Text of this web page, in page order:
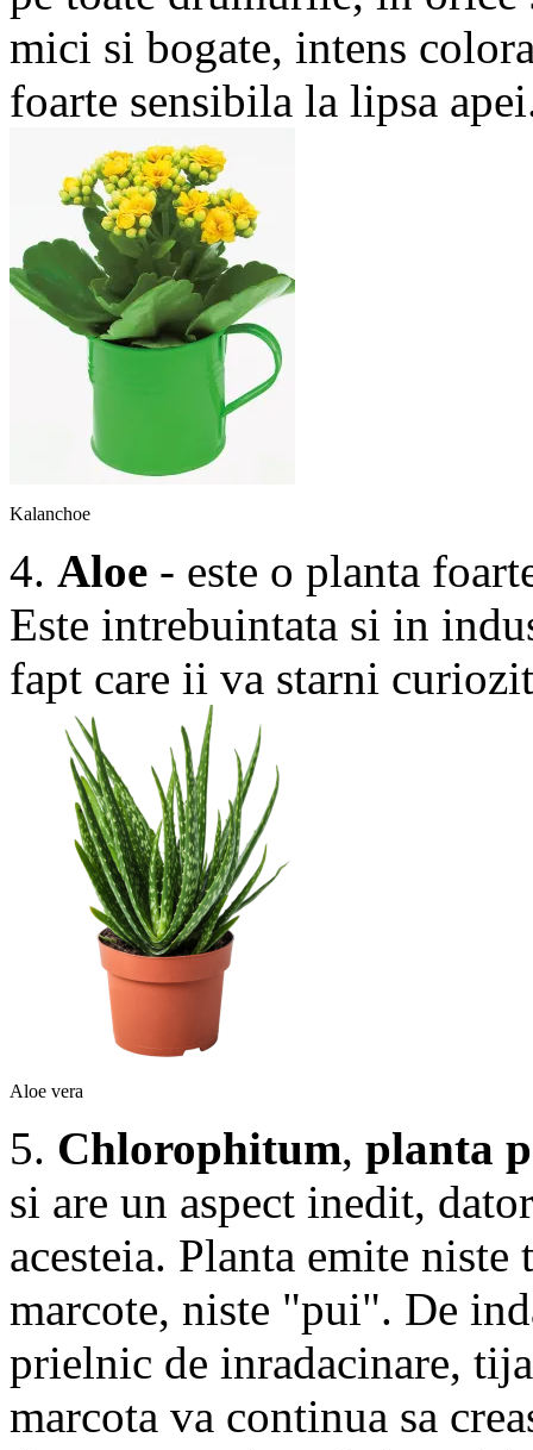
mici si bogate, intens
foarte sensibila la lipsa
Kalanchoe
4. Aloe - este o planta
Este intrebuintata si in
fapt care ii va starni
Aloe vera
5. Chlorophitum, planta
si are un aspect inedit,
acesteia. Planta emite
marcote, niste "pui". De
prielnic de inradacinare,
marcota va continua sa